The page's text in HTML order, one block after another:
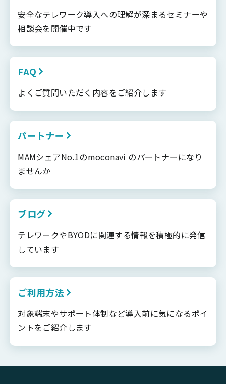
安全なテレワーク導入への理解が深まるセミナーや
相談会を開催中です
FAQ
よくご質問いただく内容をご紹介します
パートナー
MAMシェアNo.1のmoconavi のパートナーになり
ませんか
ブログ
テレワークやBYODに関連する情報を積極的に発信
しています
ご利用方法
対象端末やサポート体制など導入前に気になるポイ
ントをご紹介します